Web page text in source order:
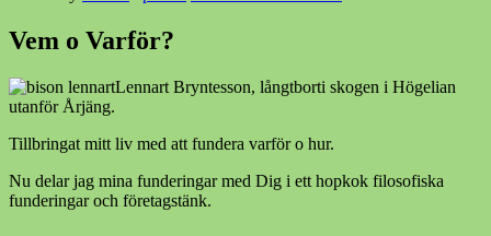
Vem o Varför?
Lennart Bryntesson, långtborti skogen i Högelian
utanför Årjäng.
Tillbringat mitt liv med att fundera varför o hur.
Nu delar jag mina funderingar med Dig i ett hopkok filosofiska
funderingar och företagstänk.